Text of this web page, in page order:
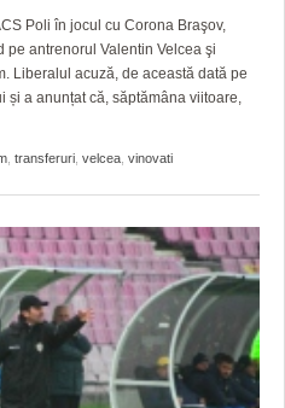
Poli în jocul cu Corona Braşov,
antrenorul Valentin Velcea şi
Liberalul acuză, de această dată pe
a anunțat că, săptămâna viitoare,
transferuri velcea vinovati